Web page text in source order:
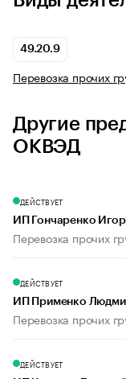
49.20.9
Перевозка прочих
Другие
ОКВЭД
ДЕЙСТВУЕТ
ИП Гончаренко
Перевозка прочих
ДЕЙСТВУЕТ
ИП Применко
Перевозка прочих
ДЕЙСТВУЕТ